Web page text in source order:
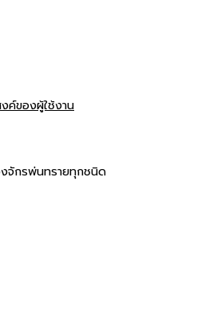
ค์ของผู้ใช้งาน
งจักรพ่นทรายทุกชนิด